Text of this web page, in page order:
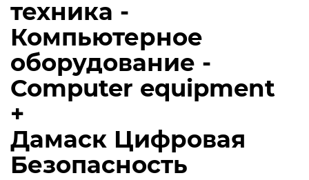
техника -
Компьютерное
оборудование -
Computer equipment
+
Дамаск Цифровая
Безопасность